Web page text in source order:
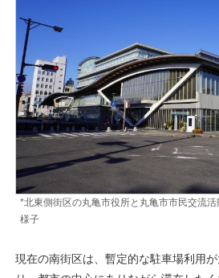
*北東側街区の丸亀市役所と丸亀市市民交流
様子
現在の南街区は、暫定的な駐車場利用